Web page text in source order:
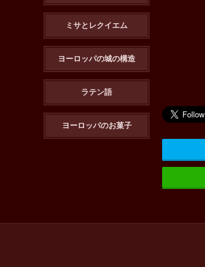
ミサとレクイエム
ヨーロッパの城の構造
ラテン語
ヨーロッパのお菓子